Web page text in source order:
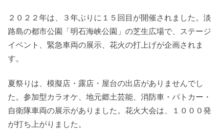
２０２２年は、３年ぶりに１５回目が開催されました。淡
路島の都市公園「明石海峡公園」の芝生広場で、ステージ
イベント、緊急車両の展示、花火の打上げが企画されま
す。
夏祭りは、模擬店・露店・屋台の出店がありませんでし
た。参加型カラオケ、地元郷土芸能、消防車・パトカー・
自衛隊車両の展示がありました。花火大会は、１０００発
が打ち上がりました。